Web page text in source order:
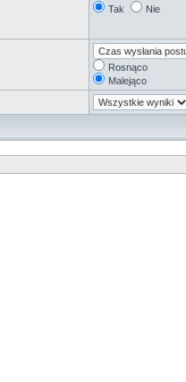
Tak Nie
Rosnąco
Malejąco